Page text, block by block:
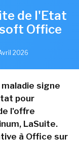
de l'Etat
Office
2026
signe
pour
l'offre
LaSuite.
à Office sur